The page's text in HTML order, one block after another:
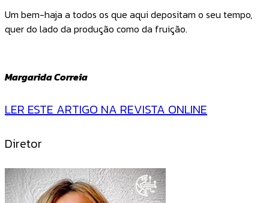
Um bem-haja a todos os que aqui depositam o seu tempo,
quer do lado da produção como da fruição.
Margarida Correia
LER ESTE ARTIGO NA REVISTA ONLINE
Diretor